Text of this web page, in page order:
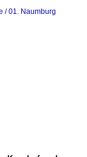
/ 01. Naumburg